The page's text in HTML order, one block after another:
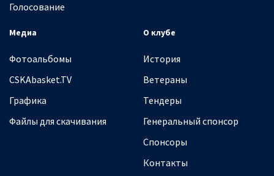
Голосование
Медиа
Фотоальбомы
CSKAbasket.TV
Графика
Файлы для скачивания
О клубе
История
Ветераны
Тендеры
Генеральный спонсор
Спонсоры
Контакты